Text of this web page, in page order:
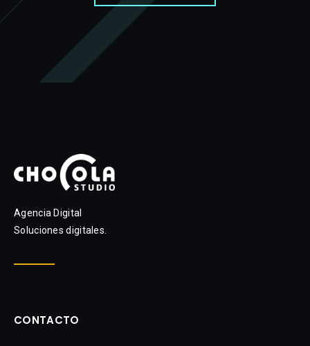
Agencia Digital
Soluciones digitales.
CONTACTO